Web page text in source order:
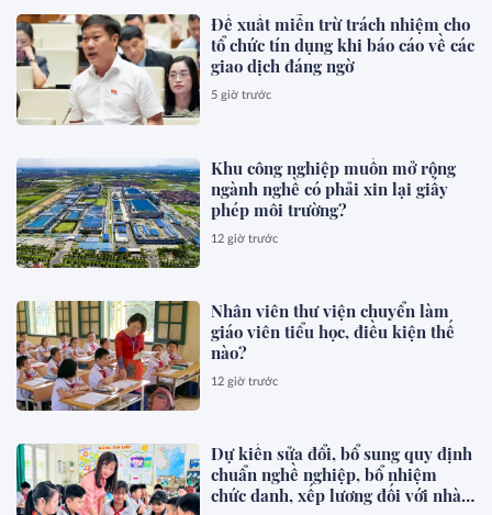
Đề xuất miễn trừ trách nhiệm cho
tổ chức tín dụng khi báo cáo về các
giao dịch đáng ngờ
5 giờ trước
Khu công nghiệp muốn mở rộng
ngành nghề có phải xin lại giấy
phép môi trường?
12 giờ trước
Nhân viên thư viện chuyển làm
giáo viên tiểu học, điều kiện thế
nào?
12 giờ trước
Dự kiến sửa đổi, bổ sung quy định
chuẩn nghề nghiệp, bổ nhiệm
chức danh, xếp lương đối với nhà